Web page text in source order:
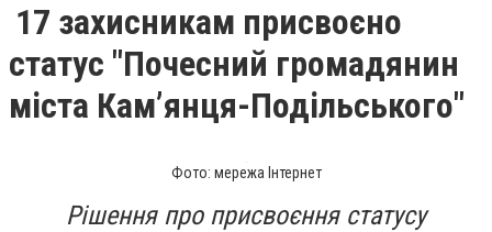
17 захисникам присвоєно
статус "Почесний громадянин
міста Кам’янця-Подільського"
Фото: мережа Інтернет
Рішення про присвоєння статусу